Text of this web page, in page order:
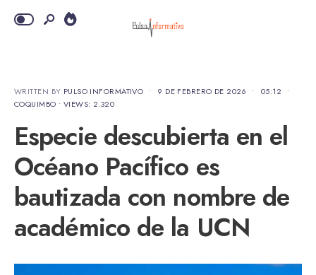
WRITTEN BY PULSO INFORMATIVO • 9 DE FEBRERO DE 2026 • 05:12
•
COQUIMBO • VIEWS: 2.320
Especie descubierta en el
Océano Pacífico es
bautizada con nombre de
académico de la UCN